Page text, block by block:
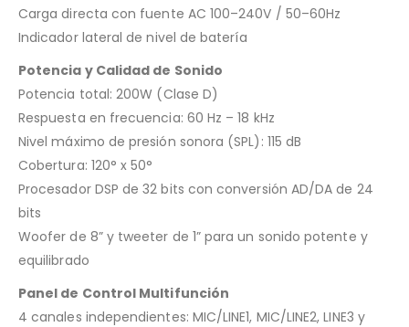
Carga directa con fuente AC 100–240V / 50–60Hz
Indicador lateral de nivel de batería
Potencia y Calidad de Sonido
Potencia total: 200W (Clase D)
Respuesta en frecuencia: 60 Hz – 18 kHz
Nivel máximo de presión sonora (SPL): 115 dB
Cobertura: 120° x 50°
Procesador DSP de 32 bits con conversión AD/DA de 24
bits
Woofer de 8” y tweeter de 1” para un sonido potente y
equilibrado
Panel de Control Multifunción
4 canales independientes: MIC/LINE1, MIC/LINE2, LINE3 y